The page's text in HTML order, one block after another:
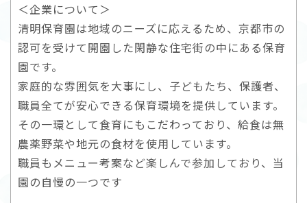
＜企業について＞
清明保育園は地域のニーズに応えるため、京都市の
認可を受けて開園した閑静な住宅街の中にある保育
園です。
家庭的な雰囲気を大事にし、子どもたち、保護者、
職員全てが安心できる保育環境を提供しています。
その一環として食育にもこだわっており、給食は無
農薬野菜や地元の食材を使用しています。
職員もメニュー考案など楽しんで参加しており、当
園の自慢の一つです